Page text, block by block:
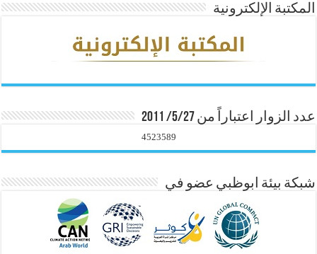
المكتبة الإلكترونية
عدد الزوار اعتباراً من 5/27/ 2011
4523589
شبكة بيئة ابوظبي عضو في